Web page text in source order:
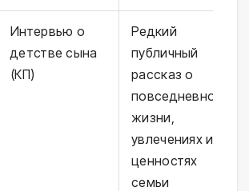
Интервью о
детстве сына
(КП)
Редкий
публичный
рассказ о
повседневной
жизни,
увлечениях и
ценностях
семьи